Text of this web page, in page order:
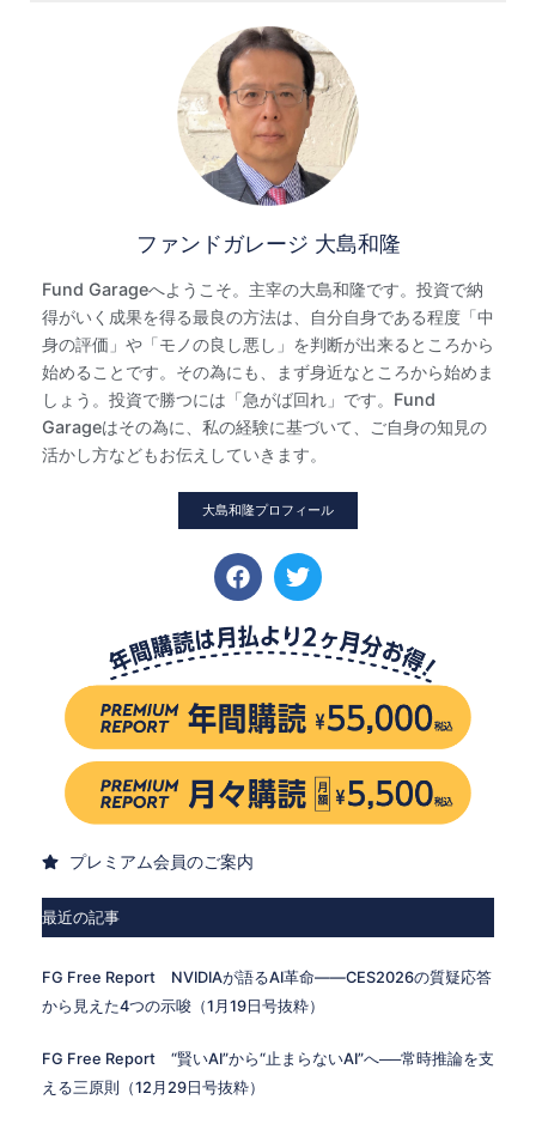
ファンドガレージ 大島和隆
Fund Garageへようこそ。主宰の大島和隆です。投資で納
得がいく成果を得る最良の方法は、自分自身である程度「中
身の評価」や「モノの良し悪し」を判断が出来るところから
始めることです。その為にも、まず身近なところから始めま
しょう。投資で勝つには「急がば回れ」です。Fund
Garageはその為に、私の経験に基づいて、ご自身の知見の
活かし方などもお伝えしていきます。
大島和隆プロフィール
プレミアム会員のご案内
最近の記事
FG Free Report NVIDIAが語るAI革命——CES2026の質疑応答
から見えた4つの示唆（1月19日号抜粋）
FG Free Report “賢いAI”から“止まらないAI”へ──常時推論を支
える三原則（12月29日号抜粋）